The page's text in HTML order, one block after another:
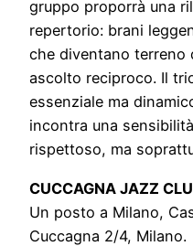
gruppo proporrà una
repertorio: brani
che diventano terreno
ascolto reciproco. Il
essenziale ma
incontra una
rispettoso, ma
CUCCAGNA JAZZ
Un posto a Milano,
Cuccagna 2/4, Milano.